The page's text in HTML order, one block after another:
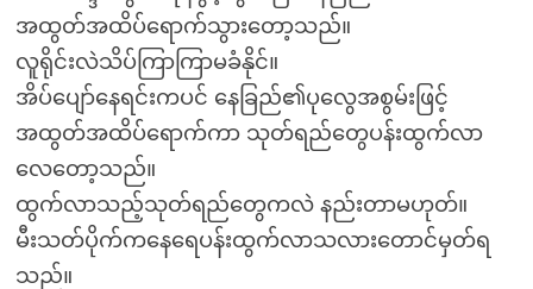
အထွတ်အထိပ်ရောက်သွားတော့သည်။
လူရိုင်းလဲသိပ်ကြာကြာမခံနိုင်။
အိပ်ပျော်နေရင်းကပင် နေခြည်၏ပုလွေအစွမ်းဖြင့်
အထွတ်အထိပ်ရောက်ကာ သုတ်ရည်တွေပန်းထွက်လာ
လေတော့သည်။
ထွက်လာသည့်သုတ်ရည်တွေကလဲ နည်းတာမဟုတ်။
မီးသတ်ပိုက်ကနေရေပန်းထွက်လာသလားတောင်မှတ်ရ
သည်။